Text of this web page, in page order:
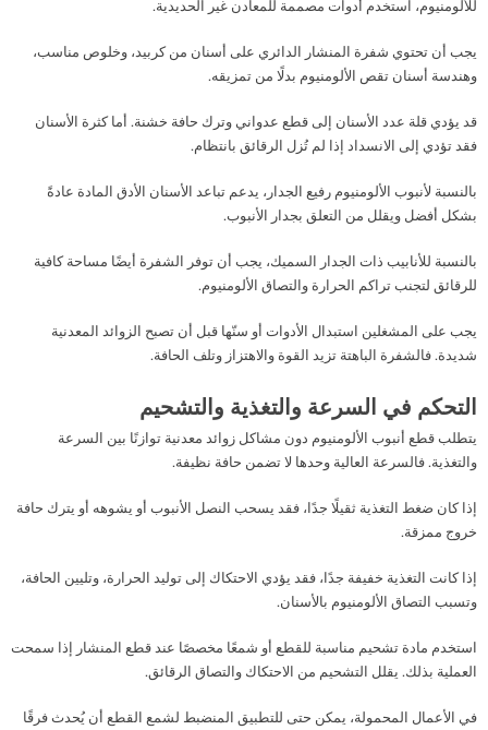
للألومنيوم، استخدم أدوات مصممة للمعادن غير الحديدية.
يجب أن تحتوي شفرة المنشار الدائري على أسنان من كربيد، وخلوص مناسب،
وهندسة أسنان تقص الألومنيوم بدلًا من تمزيقه.
قد يؤدي قلة عدد الأسنان إلى قطع عدواني وترك حافة خشنة. أما كثرة الأسنان
فقد تؤدي إلى الانسداد إذا لم تُزل الرقائق بانتظام.
بالنسبة لأنبوب الألومنيوم رفيع الجدار، يدعم تباعد الأسنان الأدق المادة عادةً
بشكل أفضل ويقلل من التعلق بجدار الأنبوب.
بالنسبة للأنابيب ذات الجدار السميك، يجب أن توفر الشفرة أيضًا مساحة كافية
للرقائق لتجنب تراكم الحرارة والتصاق الألومنيوم.
يجب على المشغلين استبدال الأدوات أو سنّها قبل أن تصبح الزوائد المعدنية
شديدة. فالشفرة الباهتة تزيد القوة والاهتزاز وتلف الحافة.
التحكم في السرعة والتغذية والتشحيم
يتطلب قطع أنبوب الألومنيوم دون مشاكل زوائد معدنية توازنًا بين السرعة
والتغذية. فالسرعة العالية وحدها لا تضمن حافة نظيفة.
إذا كان ضغط التغذية ثقيلًا جدًا، فقد يسحب النصل الأنبوب أو يشوهه أو يترك حافة
خروج ممزقة.
إذا كانت التغذية خفيفة جدًا، فقد يؤدي الاحتكاك إلى توليد الحرارة، وتليين الحافة،
وتسبب التصاق الألومنيوم بالأسنان.
استخدم مادة تشحيم مناسبة للقطع أو شمعًا مخصصًا عند قطع المنشار إذا سمحت
العملية بذلك. يقلل التشحيم من الاحتكاك والتصاق الرقائق.
في الأعمال المحمولة، يمكن حتى للتطبيق المنضبط لشمع القطع أن يُحدث فرقًا